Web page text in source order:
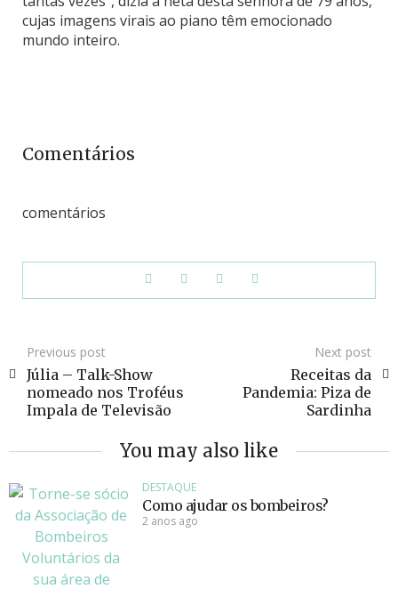
cujas imagens virais ao piano têm emocionado
mundo inteiro.
Comentários
comentários
Previous post
Júlia – Talk-Show
nomeado nos Troféus
Impala de Televisão
Next post
Receitas da
Pandemia: Piza de
Sardinha
You may also like
DESTAQUE
Como ajudar os bombeiros?
2 anos ago